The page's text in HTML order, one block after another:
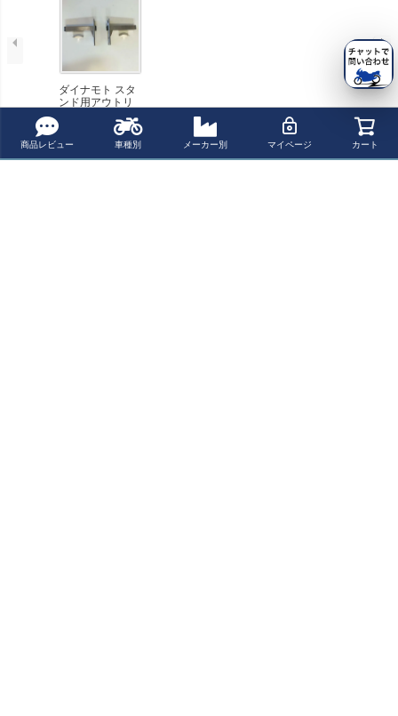
商品レビュー 車種別 メーカー別 マイページ カート
ダイナモト スタ
ンド用アウトリ